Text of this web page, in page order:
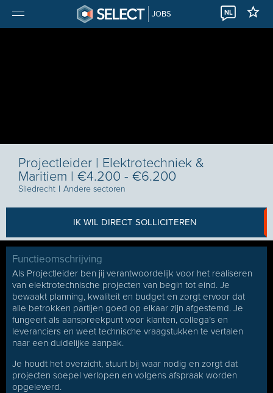
JOBS NL
Projectleider | Elektrotechniek &
Maritiem | €4.200 - €6.200
Sliedrecht I Andere sectoren
IK WIL DIRECT SOLLICITEREN
Functieomschrijving
Als Projectleider ben jij verantwoordelijk voor het realiseren
van elektrotechnische projecten van begin tot eind. Je
bewaakt planning, kwaliteit en budget en zorgt ervoor dat
alle betrokken partijen goed op elkaar zijn afgestemd. Je
fungeert als aanspreekpunt voor klanten, collega’s en
leveranciers en weet technische vraagstukken te vertalen
naar een duidelijke aanpak.
Je houdt het overzicht, stuurt bij waar nodig en zorgt dat
projecten soepel verlopen en volgens afspraak worden
opgeleverd.